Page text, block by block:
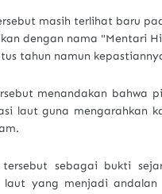
masih terlihat baru
dengan nama "Mentari
tahun namun
menandakan bahwa
laut guna mengarahkan
tersebut sebagai bukti
laut yang menjadi